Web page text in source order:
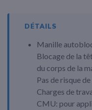
DÉTAILS
Manille
Blocage de la
du corps de la
Pas de risque
Charges de
CMU: pour